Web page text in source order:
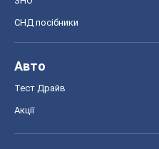
СНД посібники
Авто
Тест Драйв
Акції